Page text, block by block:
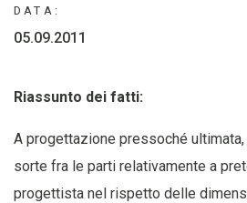
DATA:
05.09.2011
Riassunto dei fatti:
A progettazione pressoché
sorte fra le parti relativamente a
progettista nel rispetto delle